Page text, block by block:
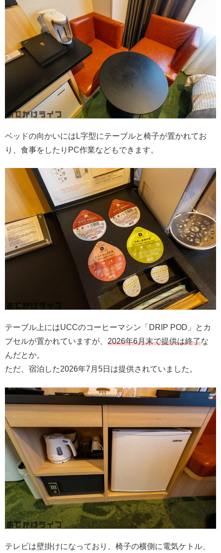
ベッドの向かいにはL字型にテーブルと椅子が置かれてお
り、食事をしたりPC作業などもできます。
テーブル上にはUCCのコーヒーマシン「DRIP POD」とカ
プセルが置かれていますが、 2026年6月末で提供は終了な
んだとか。
ただ、宿泊した2026年7月5日は提供されていました。
テレビは壁掛けになっており、椅子の横側に電気ケトル、